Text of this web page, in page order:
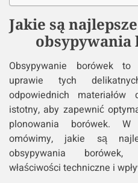
Jakie są
obsypywania
Obsypywanie borówek
uprawie tych
odpowiednich
istotny, aby zapewnić
plonowania borówek. W
omówimy, jakie są
obsypywania
właściwości techniczne i